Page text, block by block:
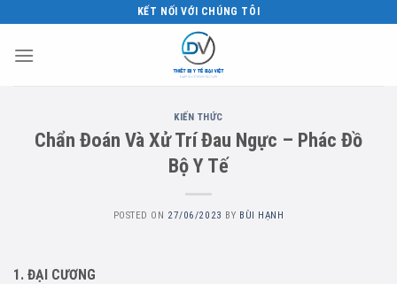
content
KẾT NỐI VỚI CHÚNG TÔI
KIẾN THỨC
Chẩn Đoán Và Xử Trí Đau Ngực – Phác Đồ
Bộ Y Tế
POSTED ON 27/06/2023 BY BÙI HẠNH
1. ĐẠI CƯƠNG